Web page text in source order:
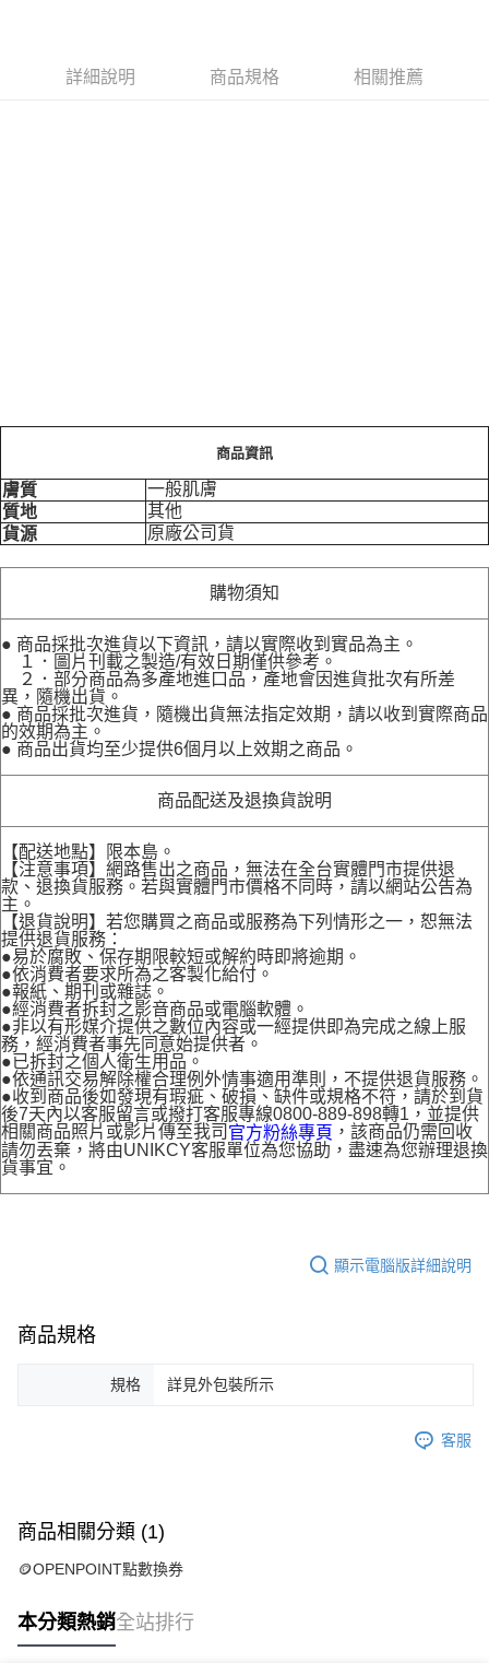
每筆NT$70，滿NT$499(含以上)免運費
詳細說明 商品規格 相關推薦
商品資訊
膚質
一般肌膚
質地
其他
貨源
原廠公司貨
購物須知
● 商品採批次進貨以下資訊，請以實際收到實品為主。
１．圖片刊載之製造/有效日期僅供參考。
２．部分商品為多產地進口品，產地會因進貨批次有所差
異，隨機出貨。
● 商品採批次進貨，隨機出貨無法指定效期，請以收到實際商品
的效期為主。
● 商品出貨均至少提供6個月以上效期之商品。
商品配送及退換貨說明
【配送地點】限本島。
【注意事項】網路售出之商品，無法在全台實體門市提供退
款、退換貨服務。若與實體門市價格不同時，請以網站公告為
主。
【退貨說明】若您購買之商品或服務為下列情形之一，恕無法
提供退貨服務：
●易於腐敗、保存期限較短或解約時即將逾期。
●依消費者要求所為之客製化給付。
●報紙、期刊或雜誌。
●經消費者拆封之影音商品或電腦軟體。
●非以有形媒介提供之數位內容或一經提供即為完成之線上服
務，經消費者事先同意始提供者。
●已拆封之個人衛生用品。
●依通訊交易解除權合理例外情事適用準則，不提供退貨服務。
●收到商品後如發現有瑕疵、破損、缺件或規格不符，請於到貨
後7天內以客服留言或撥打客服專線0800-889-898轉1，並提供
相關商品照片或影片傳至我司 官方粉絲專頁 ，該商品仍需回收
請勿丟棄，將由UNIKCY客服單位為您協助，盡速為您辦理退換
貨事宜。
顯示電腦版詳細說明
商品規格
規格 詳見外包裝所示
客服
商品相關分類 (1)
🪙OPENPOINT點數換券
本分類熱銷全站排行